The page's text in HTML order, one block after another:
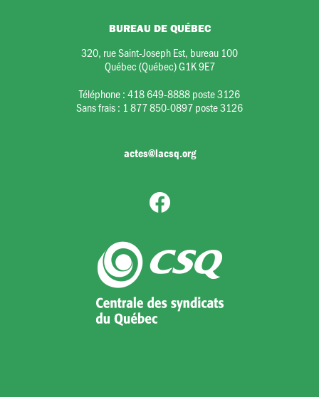
BUREAU DE QUÉBEC
320, rue Saint-Joseph Est, bureau 100
Québec (Québec) G1K 9E7
Téléphone :418 649-8888 poste 3126
Sans frais : 1 877 850-0897 poste 3126
actes@lacsq.org